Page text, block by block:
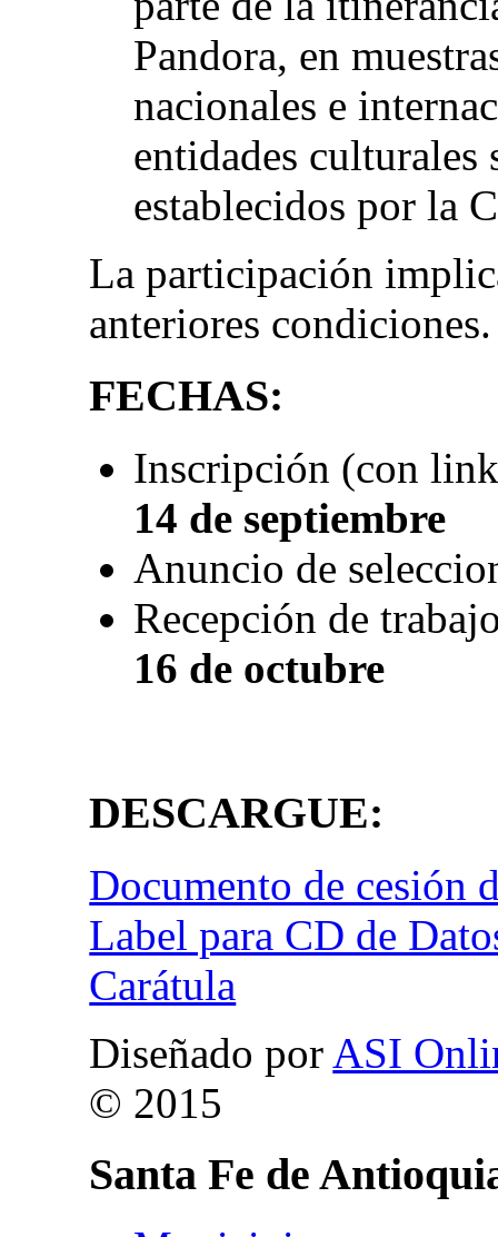
Pandora, en
nacionales e
entidades culturales
establecidos por la
La participación
anteriores condiciones.
FECHAS:
Inscripción (con
14 de septiembre
Anuncio de
Recepción de
16 de octubre
DESCARGUE:
Documento de cesión
Label para CD de
Carátula
Diseñado por ASI
© 2015
Santa Fe de